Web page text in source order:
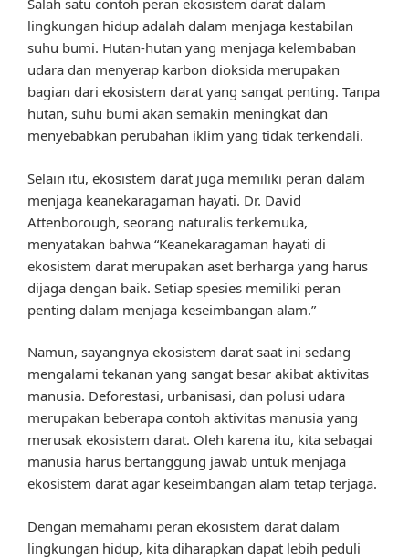
Salah satu contoh peran ekosistem darat dalam
lingkungan hidup adalah dalam menjaga kestabilan
suhu bumi. Hutan-hutan yang menjaga kelembaban
udara dan menyerap karbon dioksida merupakan
bagian dari ekosistem darat yang sangat penting. Tanpa
hutan, suhu bumi akan semakin meningkat dan
menyebabkan perubahan iklim yang tidak terkendali.
Selain itu, ekosistem darat juga memiliki peran dalam
menjaga keanekaragaman hayati. Dr. David
Attenborough, seorang naturalis terkemuka,
menyatakan bahwa “Keanekaragaman hayati di
ekosistem darat merupakan aset berharga yang harus
dijaga dengan baik. Setiap spesies memiliki peran
penting dalam menjaga keseimbangan alam.”
Namun, sayangnya ekosistem darat saat ini sedang
mengalami tekanan yang sangat besar akibat aktivitas
manusia. Deforestasi, urbanisasi, dan polusi udara
merupakan beberapa contoh aktivitas manusia yang
merusak ekosistem darat. Oleh karena itu, kita sebagai
manusia harus bertanggung jawab untuk menjaga
ekosistem darat agar keseimbangan alam tetap terjaga.
Dengan memahami peran ekosistem darat dalam
lingkungan hidup, kita diharapkan dapat lebih peduli